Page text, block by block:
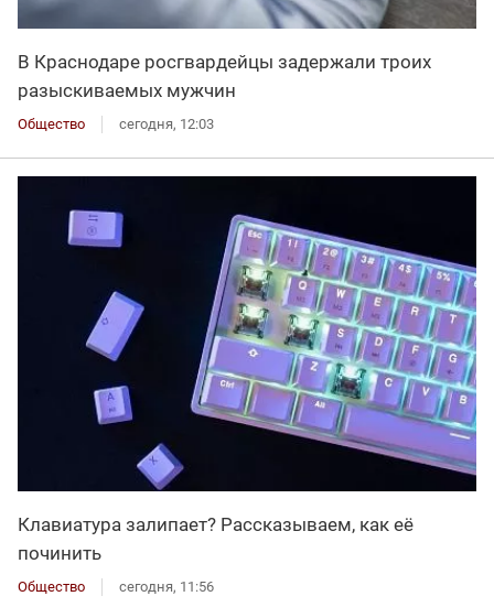
В Краснодаре росгвардейцы задержали троих
разыскиваемых мужчин
Общество сегодня, 12:03
Клавиатура залипает? Рассказываем, как её
починить
Общество сегодня, 11:56